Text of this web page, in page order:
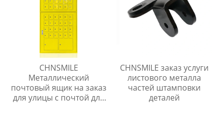
CHNSMILE
Металлический
почтовый ящик на заказ
для улицы с почтой для
CHNSMILE заказ услуги
листового металла
частей штамповки
деталей